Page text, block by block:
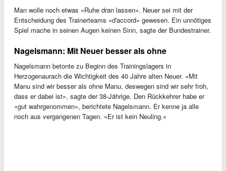
Man wolle noch etwas «Ruhe dran lassen». Neuer sei mit der
Entscheidung des Trainerteams «d'accord» gewesen. Ein unnötiges
Spiel mache in seinen Augen keinen Sinn, sagte der Bundestrainer.
Nagelsmann: Mit Neuer besser als ohne
Nagelsmann betonte zu Beginn des Trainingslagers in
Herzogenaurach die Wichtigkeit des 40 Jahre alten Neuer. «Mit
Manu sind wir besser als ohne Manu, deswegen sind wir sehr froh,
dass er dabei ist», sagte der 38-Jährige. Den Rückkehrer habe er
«gut wahrgenommen», berichtete Nagelsmann. Er kenne ja alle
noch aus vergangenen Tagen. «Er ist kein Neuling.»